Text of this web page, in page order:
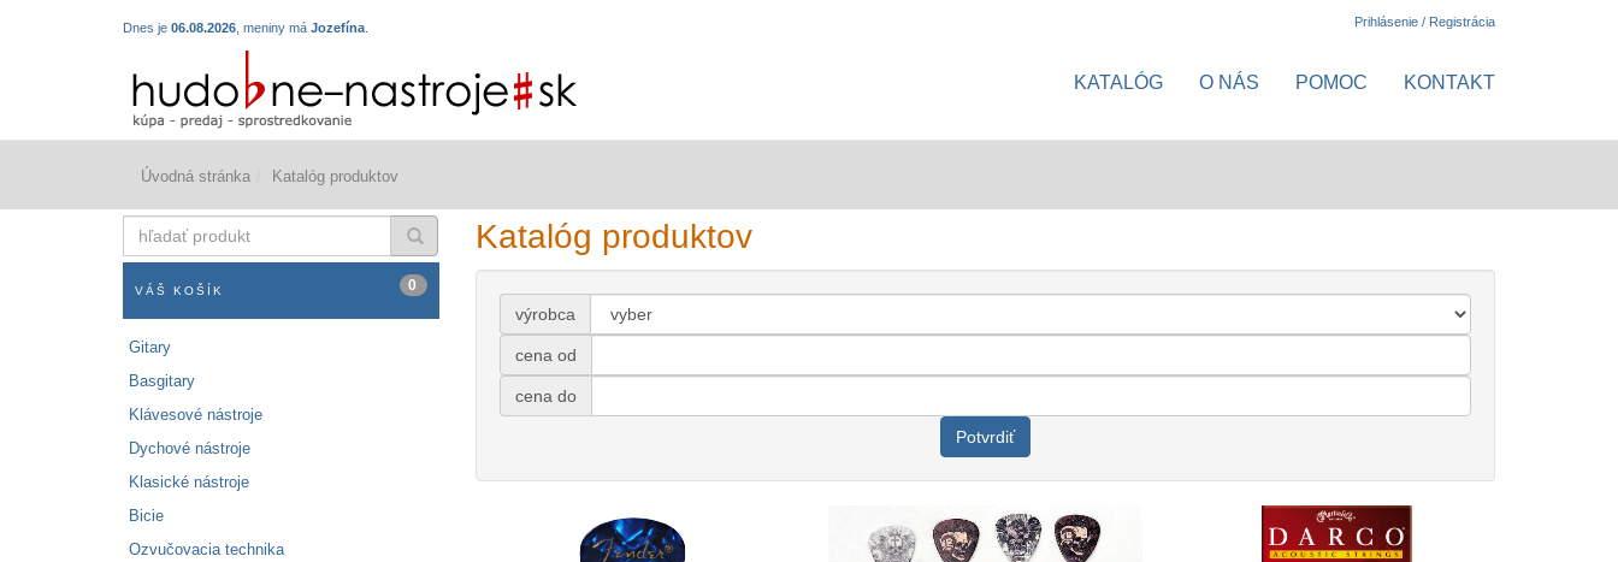
Dnes je 06.08.2026 , meniny má Jozefína Prihlásenie / Registrácia
KATALÓG O NÁS POMOC KONTAKT
Úvodná stránka Katalóg produktov
produkt
VÁŠ KOŠÍK 0
Gitary
Basgitary
Klávesové nástroje
Dychové nástroje
Klasické nástroje
Bicie
Ozvučovacia technika
Katalóg produktov
výrobca
cena od
cena do
Potvrdiť